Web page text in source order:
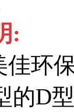
:
环保
的D